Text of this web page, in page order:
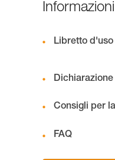
Libretto d'uso
Consigli per
FAQ